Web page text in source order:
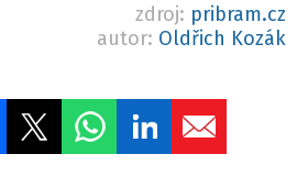
zdroj: pribram.cz
autor: Oldřich Kozák